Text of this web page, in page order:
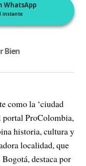
WhatsApp
instante
Bien
como la ‘ciudad
portal ProColombia,
historia, cultura y
localidad, que
destaca por